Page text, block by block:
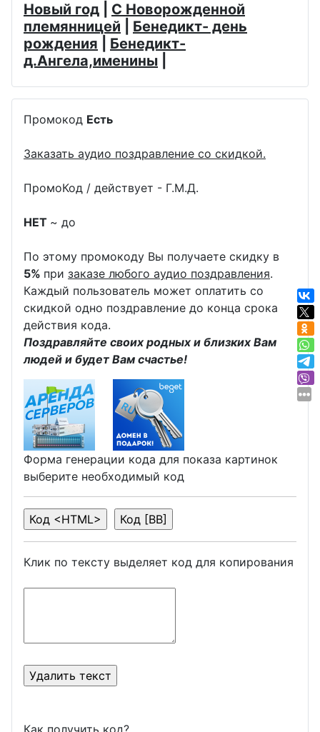
Новый год
С Новорожденной
племянницей
Бенедикт- день
рождения
Бенедикт-
д.Ангела,именины
Промокод Есть
Заказать аудио поздравление со скидкой.
ПромоКод / действует - Г.М.Д.
НЕТ ~ до
По этому промокоду Вы получаете скидку в
5% при заказе любого аудио поздравления.
Каждый пользователь может оплатить со
скидкой одно поздравление до конца срока
действия кода.
Поздравляйте своих родных и близких Вам
людей и будет Вам счастье!
Форма генерации кода для показа картинок
выберите необходимый код
Клик по тексту выделяет код для копирования